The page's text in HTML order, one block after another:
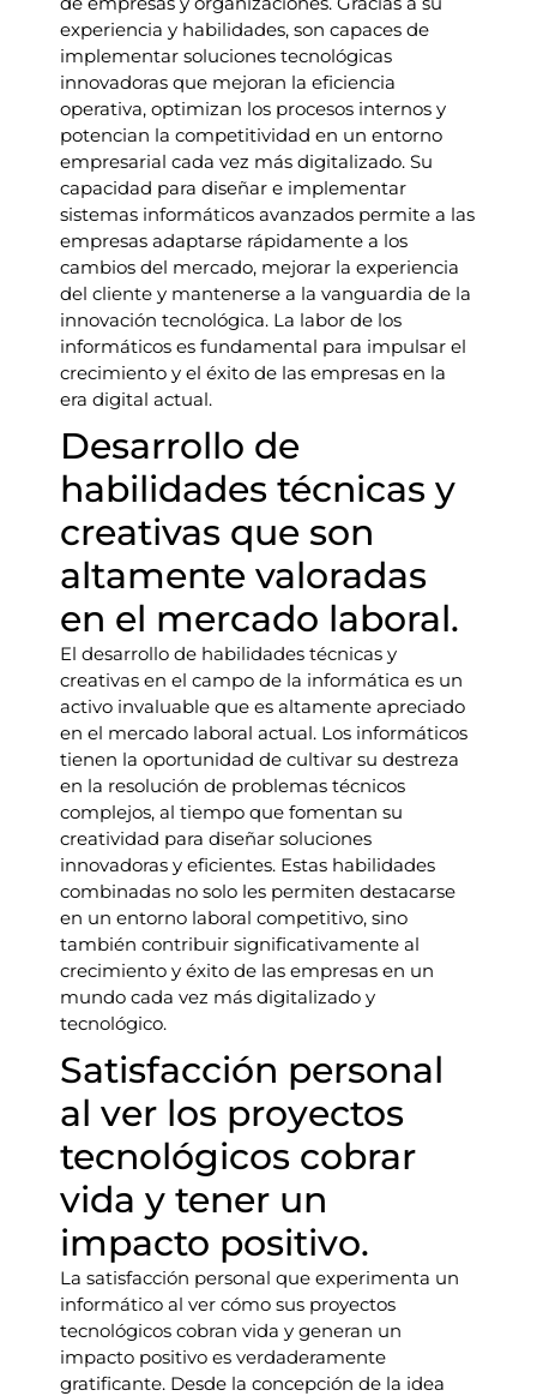
experiencia y habilidades, son capaces de
implementar soluciones tecnológicas
innovadoras que mejoran la eficiencia
operativa, optimizan los procesos internos y
potencian la competitividad en un entorno
empresarial cada vez más digitalizado. Su
capacidad para diseñar e implementar
sistemas informáticos avanzados permite a las
empresas adaptarse rápidamente a los
cambios del mercado, mejorar la experiencia
del cliente y mantenerse a la vanguardia de la
innovación tecnológica. La labor de los
informáticos es fundamental para impulsar el
crecimiento y el éxito de las empresas en la
era digital actual.
Desarrollo de
habilidades técnicas y
creativas que son
altamente valoradas
en el mercado laboral.
El desarrollo de habilidades técnicas y
creativas en el campo de la informática es un
activo invaluable que es altamente apreciado
en el mercado laboral actual. Los informáticos
tienen la oportunidad de cultivar su destreza
en la resolución de problemas técnicos
complejos, al tiempo que fomentan su
creatividad para diseñar soluciones
innovadoras y eficientes. Estas habilidades
combinadas no solo les permiten destacarse
en un entorno laboral competitivo, sino
también contribuir significativamente al
crecimiento y éxito de las empresas en un
mundo cada vez más digitalizado y
tecnológico.
Satisfacción personal
al ver los proyectos
tecnológicos cobrar
vida y tener un
impacto positivo.
La satisfacción personal que experimenta un
informático al ver cómo sus proyectos
tecnológicos cobran vida y generan un
impacto positivo es verdaderamente
gratificante. Desde la concepción de la idea